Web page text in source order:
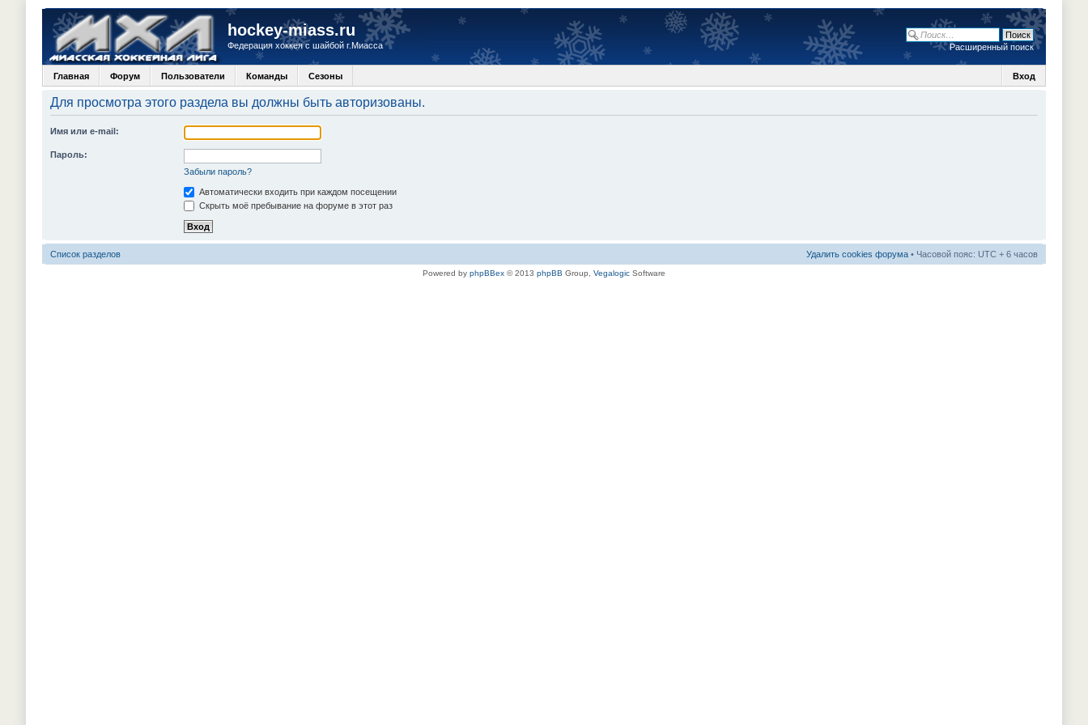
hockey-miass.ru
Федерация хоккея с шайбой г.Миасса Расширенный поиск
Главная Форум Пользователи Команды Сезоны Вход
Для просмотра этого раздела вы должны быть авторизованы.
Имя или e-mail:
Пароль:
Забыли пароль?
Автоматически входить при каждом посещении
Скрыть моё пребывание на форуме в этот раз
Список разделов Удалить cookies форума • Часовой пояс: UTC + 6 часов
Powered by phpBBex © 2013 phpBB Group, Vegalogic Software